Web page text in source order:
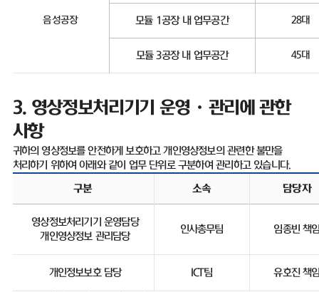
음성공장 모듈 1공장 내 업무공간 28대
모듈3공장 내 업무공간 45대
3. 영상정보처리기기 운영ㆍ관리에 관한
사항
귀하의 영상정보를 안전하게 보호하고 개인영상정보의 관련한 불만을
처리하기 위하여 아래와 같이 업무 단위로 구분하여 관리하고 있습니다.
구분 소속 담당자
영상정보처리기기 운영담당
개인영상정보 관리담당
인사총무팀 임종빈 책
개인정보보호 담당 ICT팀 유호진 책